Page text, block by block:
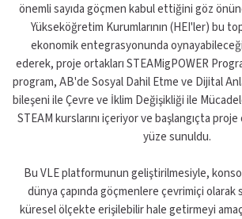
önemli sayıda göçmen kabul ettiğini göz
Yükseköğretim Kurumlarının (HEI'ler) bu
ekonomik entegrasyonunda
ederek, proje ortakları STEAMigPOWER
program, AB'de Sosyal Dahil Etme ve Dijital
bileşeni ile Çevre ve İklim Değişikliği ile
STEAM kurslarını içeriyor ve başlangıçta
yüze sunuldu.
Bu VLE platformunun geliştirilmesiyle,
dünya çapında göçmenlere çevrimiçi
küresel ölçekte erişilebilir hale getirmeyi